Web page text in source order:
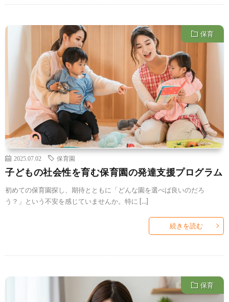
保育
2025.07.02 保育園
子どもの社会性を育む保育園の発達支援プログラム
初めての保育園探し、期待とともに「どんな園を選べば良いのだろ
う？」という不安を感じていませんか。特に […]
続きを読む
保育